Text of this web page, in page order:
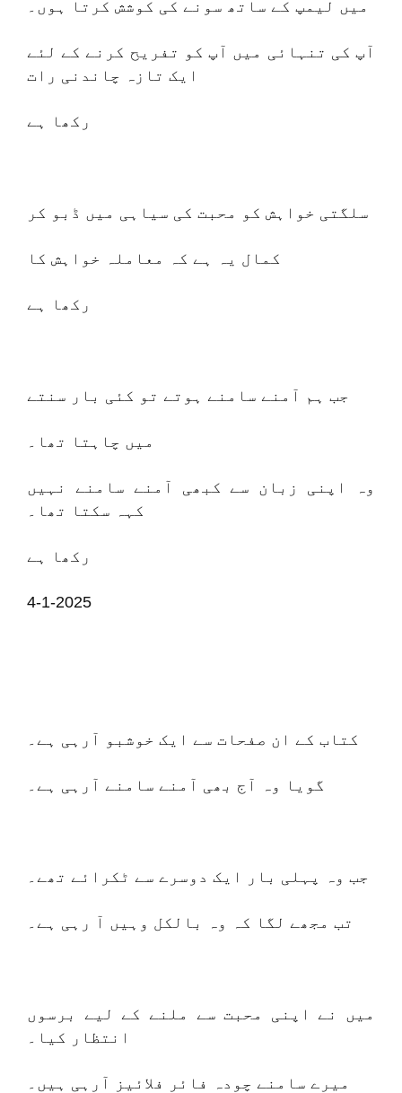
میں لیمپ کے ساتھ سونے کی کوشش کرتا ہوں۔
آپ کی تنہائی میں آپ کو تفریح ​​​​کرنے کے لئے
ایک تازہ چاندنی رات
رکھا ہے
سلگتی خواہش کو محبت کی سیاہی میں ڈبو کر
کمال یہ ہے کہ معاملہ خواہش کا
رکھا ہے
جب ہم آمنے سامنے ہوتے تو کئی بار سنتے
میں چاہتا تھا۔
وہ اپنی زبان سے کبھی آمنے سامنے نہیں
کہہ سکتا تھا۔
رکھا ہے
4-1-2025
کتاب کے ان صفحات سے ایک خوشبو آرہی ہے۔
گویا وہ آج بھی آمنے سامنے آرہی ہے۔
جب وہ پہلی بار ایک دوسرے سے ٹکرائے تھے۔
تب مجھے لگا کہ وہ بالکل وہیں آ رہی ہے۔
میں نے اپنی محبت سے ملنے کے لیے برسوں
انتظار کیا۔
میرے سامنے چودہ فائر فلائیز آرہی ہیں۔